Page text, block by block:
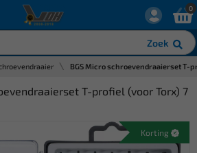
Zoek
0
BGS Micro schroevendraaierset T-
T-profiel (voor Torx) 7
Korting